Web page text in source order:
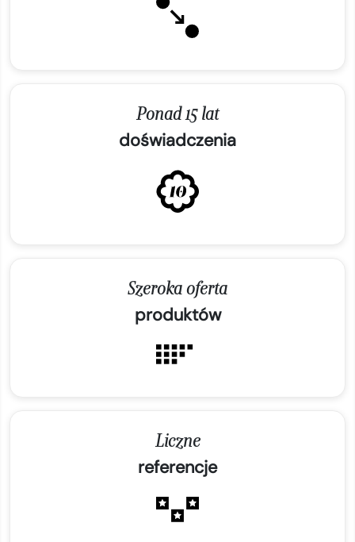
Ponad 15 lat
doświadczenia
Szeroka oferta
produktów
Liczne
referencje